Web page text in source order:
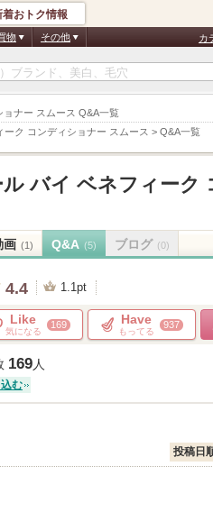
ナー スムース Q&A一覧
ーク コンディショナー スムース > Q&A一覧
着おトク情報
物 その他 カ
ル バイ ベネフィーク
画 (1) Q&A (5) ブログ (0)
4.4 1.1pt
Like
気になる
169 Have
もってる
937
169人
む
投稿日